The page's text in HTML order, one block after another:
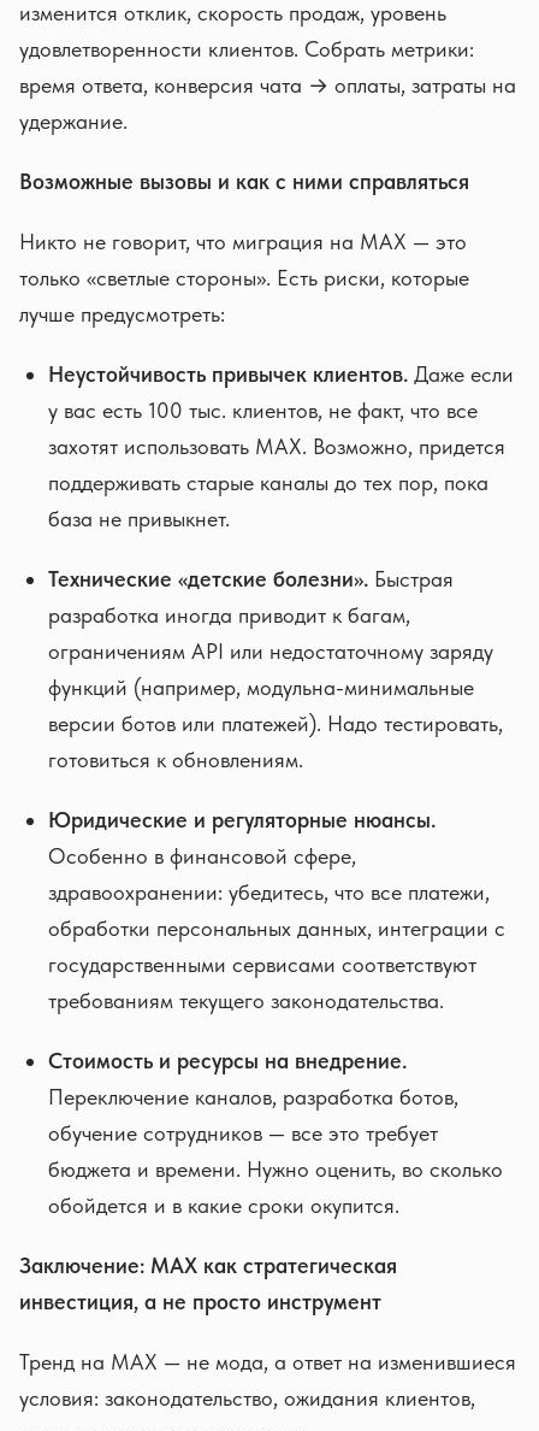
изменится отклик, скорость продаж, уровень
удовлетворенности клиентов. Собрать метрики:
время ответа, конверсия чата → оплаты, затраты на
удержание.
Возможные вызовы и как с ними справляться
Никто не говорит, что миграция на MAX — это
только «светлые стороны». Есть риски, которые
лучше предусмотреть:
Неустойчивость привычек клиентов. Даже если
у вас есть 100 тыс. клиентов, не факт, что все
захотят использовать MAX. Возможно, придется
поддерживать старые каналы до тех пор, пока
база не привыкнет.
Технические «детские болезни». Быстрая
разработка иногда приводит к багам,
ограничениям API или недостаточному заряду
функций (например, модульна-минимальные
версии ботов или платежей). Надо тестировать,
готовиться к обновлениям.
Юридические и регуляторные нюансы.
Особенно в финансовой сфере,
здравоохранении: убедитесь, что все платежи,
обработки персональных данных, интеграции с
государственными сервисами соответствуют
требованиям текущего законодательства.
Стоимость и ресурсы на внедрение.
Переключение каналов, разработка ботов,
обучение сотрудников — все это требует
бюджета и времени. Нужно оценить, во сколько
обойдется и в какие сроки окупится.
Заключение: MAX как стратегическая
инвестиция, а не просто инструмент
Тренд на MAX — не мода, а ответ на изменившиеся
условия: законодательство, ожидания клиентов,